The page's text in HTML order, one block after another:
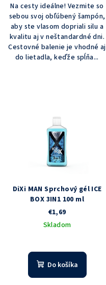
Na cesty ideálne! Vezmite so
sebou svoj obľúbený šampón,
aby ste vlasom dopriali silu a
kvalitu aj v neštandardné dni.
Cestovné balenie je vhodné aj
do lietadla, keďže spĺňa...
DiXi MAN Sprchový gél ICE
BOX 3IN1 100 ml
€1,69
Skladom
Do košíka